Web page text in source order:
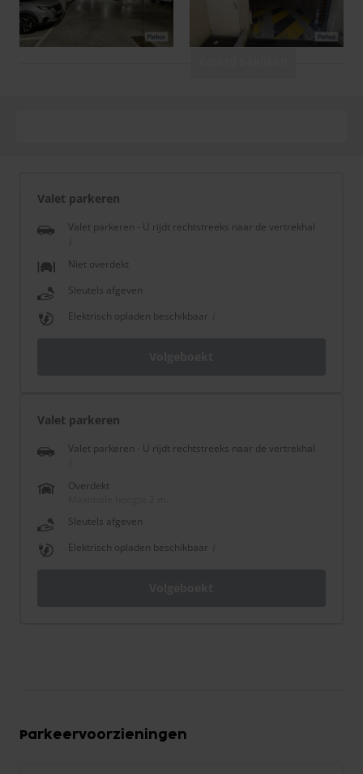
Valet parkeren
Valet parkeren - U rijdt rechtstreeks naar de vertrekhal
Niet overdekt
Sleutels afgeven
Elektrisch opladen beschikbaar
Valet parkeren
Valet parkeren - U rijdt rechtstreeks naar de vertrekhal
Overdekt
Sleutels afgeven
Elektrisch opladen beschikbaar
Parkeervoorzieningen